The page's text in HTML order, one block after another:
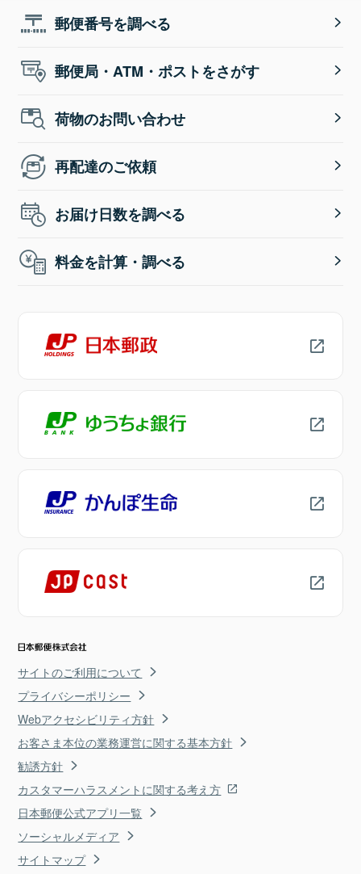
郵便番号を調べる
郵便局・ATM・ポストをさがす
荷物のお問い合わせ
再配達のご依頼
お届け日数を調べる
料金を計算・調べる
サイトのご利用について
プライバシーポリシー
Webアクセシビリティ方針
お客さま本位の業務運営に関する基本方針
勧誘方針
カスタマーハラスメントに関する考え方
日本郵便公式アプリ一覧
ソーシャルメディア
サイトマップ